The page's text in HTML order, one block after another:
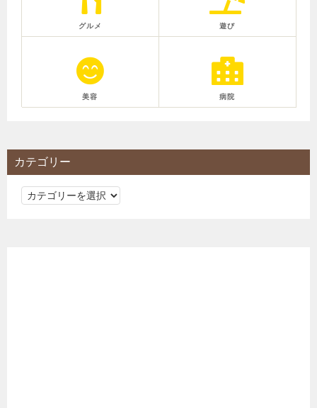
グルメ 遊び
美容 病院
カテゴリー
カ